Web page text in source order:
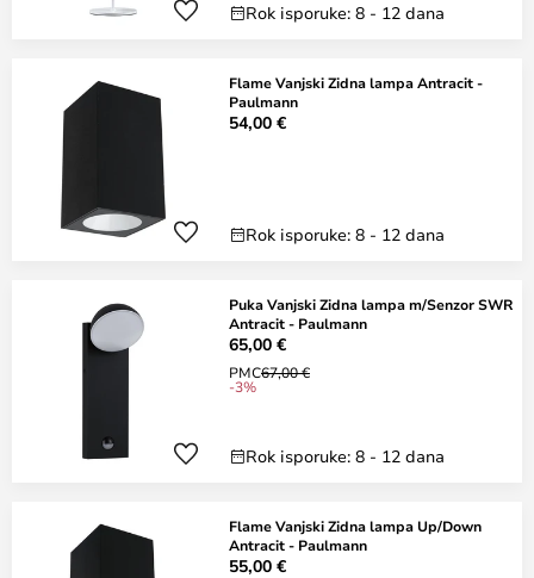
Rok isporuke: 8 - 12 dana
Flame Vanjski Zidna lampa Antracit -
Paulmann
54,00 €
Rok isporuke: 8 - 12 dana
Puka Vanjski Zidna lampa m/Senzor SWR
Antracit - Paulmann
65,00 €
PMC67,00 €
-3%
Rok isporuke: 8 - 12 dana
Flame Vanjski Zidna lampa Up/Down
Antracit - Paulmann
55,00 €